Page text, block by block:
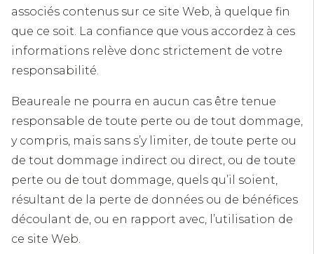
associés contenus sur ce site Web, à quelque fin
que ce soit. La confiance que vous accordez à ces
informations relève donc strictement de votre
responsabilité.
Beaureale ne pourra en aucun cas être tenue
responsable de toute perte ou de tout dommage,
y compris, mais sans s’y limiter, de toute perte ou
de tout dommage indirect ou direct, ou de toute
perte ou de tout dommage, quels qu’il soient,
résultant de la perte de données ou de bénéfices
découlant de, ou en rapport avec, l’utilisation de
ce site Web.